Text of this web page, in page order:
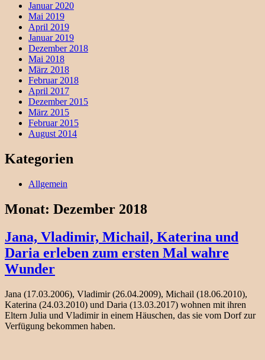
Januar 2020
Mai 2019
April 2019
Januar 2019
Dezember 2018
Mai 2018
März 2018
Februar 2018
April 2017
Dezember 2015
März 2015
Februar 2015
August 2014
Kategorien
Allgemein
Monat: Dezember 2018
Jana, Vladimir, Michail, Katerina und
Daria erleben zum ersten Mal wahre
Wunder
Jana (17.03.2006), Vladimir (26.04.2009), Michail (18.06.2010),
Katerina (24.03.2010) und Daria (13.03.2017) wohnen mit ihren
Eltern Julia und Vladimir in einem Häuschen, das sie vom Dorf zur
Verfügung bekommen haben.